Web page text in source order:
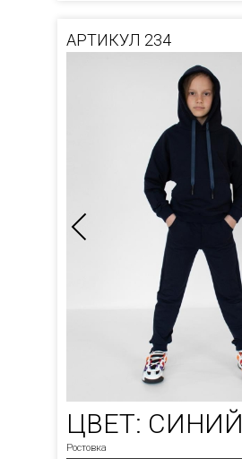
АРТИКУЛ 234
ЦВЕТ: СИНИЙ
Ростовка